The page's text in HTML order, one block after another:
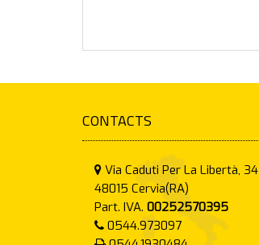
CONTACTS
Via Caduti Per La Libertà, 34
48015 Cervia(RA)
Part. IVA. 00252570395
0544.973097